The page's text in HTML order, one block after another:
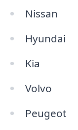
Nissan
Hyundai
Kia
Volvo
Peugeot